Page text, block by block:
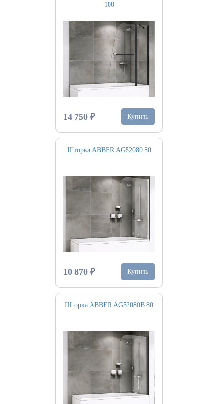
100
14 750 ₽ Купить
Шторка ABBER AG52080 80
10 870 ₽ Купить
Шторка ABBER AG52080B 80